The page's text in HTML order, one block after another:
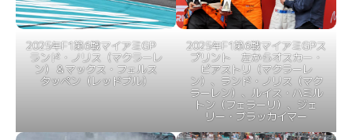
2025年F1第6戦マイアミGP
ランド・ノリス（マクラーレ
ン）＆マックス・フェルス
タッペン（レッドブル）
2025年F1第6戦マイアミGPス
プリント 左からオスカー・
ピアストリ（マクラーレ
ン）、ランド・ノリス（マク
ラーレン）、ルイス・ハミル
トン（フェラーリ）、ジェ
リー・ブラッカイマー